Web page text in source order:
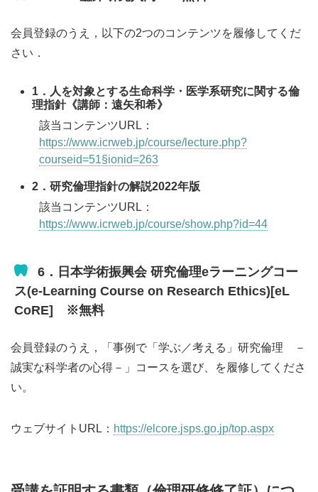
会員登録のうえ，以下の2つのコンテンツを履修してくだ
さい．
1．人を対象とする生命科学・医学系研究に関する倫
理指針《講師：遠矢和希》
該当コンテンツURL：
https://www.icrweb.jp/course/lecture.php?
courseid=51§ionid=263
2．研究倫理指針の解説2022年版
該当コンテンツURL：
https://www.icrweb.jp/course/show.php?id=44
6．日本学術振興会 研究倫理eラーニングコー
ス(e-Learning Course on Research Ethics)[eL
CoRE] ※無料
会員登録のうえ，「事例で「学ぶ／考える」研究倫理 －
誠実な科学者の心得－」コースを選び、を履修してくださ
い。
ウェブサイトURL： https://elcore.jsps.go.jp/top.aspx